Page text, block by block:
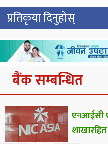
प्रतिकृया दिनुहोस्
बैंक सम्बन्धित
एनआईसी